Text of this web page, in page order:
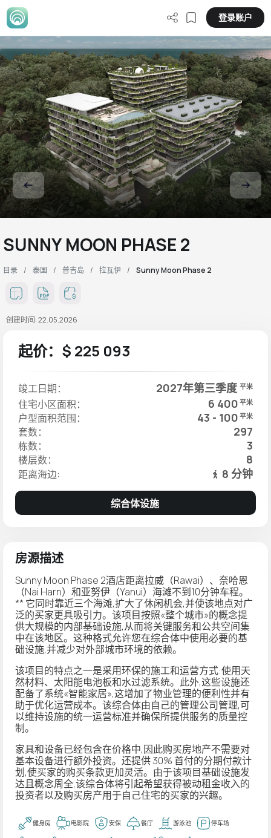
登录账户
SUNNY MOON PHASE 2
目录 泰国 普吉岛 拉瓦伊 Sunny Moon Phase 2
创建时间: 22.05.2026
房源描述
Sunny Moon Phase 2酒店距离拉威（Rawai）、奈哈恩
（Nai Harn）和亚努伊（Yanui）海滩不到10分钟车程。
** 它同时靠近三个海滩,扩大了休闲机会,并使该地点对广
泛的买家更具吸引力。该项目按照«整个城市»的概念提
供大规模的内部基础设施,从而将关键服务和公共空间集
中在该地区。这种格式允许您在综合体中使用必要的基
础设施,并减少对外部城市环境的依赖。
该项目的特点之一是采用环保的施工和运营方式:使用天
然材料、太阳能电池板和水过滤系统。此外,这些设施还
配备了系统«智能家居»,这增加了物业管理的便利性并有
助于优化运营成本。该综合体由自己的管理公司管理,可
以维持设施的统一运营标准并确保所提供服务的质量控
制。
家具和设备已经包含在价格中,因此购买房地产不需要对
基本设备进行额外投资。还提供 30% 首付的分期付款计
划,使买家的购买条款更加灵活。由于该项目基础设施发
达且概念周全,该综合体将引起希望获得被动租金收入的
投资者以及购买房产用于自己住宅的买家的兴趣。
健身房 电影院 安保 餐厅 游泳池 停车场
起价：$ 225 093
竣工日期： 2027年第三季度 平米
住宅小区面积： 6 400 平米
户型面积范围： 43 - 100 平米
套数： 297
栋数： 3
楼层数： 8
距离海边: 8 分钟
综合体设施